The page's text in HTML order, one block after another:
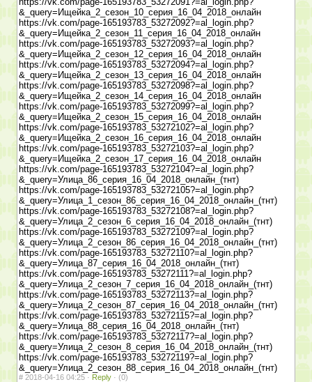
&_query=Ищейка_2_сезон_10_серия_16_04_2018_онлайн
https://vk.com/page-165193783_53272092?=al_login.php?
&_query=Ищейка_2_сезон_11_серия_16_04_2018_онлайн
https://vk.com/page-165193783_53272093?=al_login.php?
&_query=Ищейка_2_сезон_12_серия_16_04_2018_онлайн
https://vk.com/page-165193783_53272094?=al_login.php?
&_query=Ищейка_2_сезон_13_серия_16_04_2018_онлайн
https://vk.com/page-165193783_53272098?=al_login.php?
&_query=Ищейка_2_сезон_14_серия_16_04_2018_онлайн
https://vk.com/page-165193783_53272099?=al_login.php?
&_query=Ищейка_2_сезон_15_серия_16_04_2018_онлайн
https://vk.com/page-165193783_53272102?=al_login.php?
&_query=Ищейка_2_сезон_16_серия_16_04_2018_онлайн
https://vk.com/page-165193783_53272103?=al_login.php?
&_query=Ищейка_2_сезон_17_серия_16_04_2018_онлайн
https://vk.com/page-165193783_53272104?=al_login.php?
&_query=Улица_86_серия_16_04_2018_онлайн_(тнт)
https://vk.com/page-165193783_53272105?=al_login.php?
&_query=Улица_1_сезон_86_серия_16_04_2018_онлайн_(тнт)
https://vk.com/page-165193783_53272108?=al_login.php?
&_query=Улица_2_сезон_6_серия_16_04_2018_онлайн_(тнт)
https://vk.com/page-165193783_53272109?=al_login.php?
&_query=Улица_2_сезон_86_серия_16_04_2018_онлайн_(тнт)
https://vk.com/page-165193783_53272110?=al_login.php?
&_query=Улица_87_серия_16_04_2018_онлайн_(тнт)
https://vk.com/page-165193783_53272111?=al_login.php?
&_query=Улица_2_сезон_7_серия_16_04_2018_онлайн_(тнт)
https://vk.com/page-165193783_53272113?=al_login.php?
&_query=Улица_2_сезон_87_серия_16_04_2018_онлайн_(тнт)
https://vk.com/page-165193783_53272115?=al_login.php?
&_query=Улица_88_серия_16_04_2018_онлайн_(тнт)
https://vk.com/page-165193783_53272117?=al_login.php?
&_query=Улица_2_сезон_8_серия_16_04_2018_онлайн_(тнт)
https://vk.com/page-165193783_53272119?=al_login.php?
&_query=Улица_2_сезон_88_серия_16_04_2018_онлайн_(тнт)
# 2018-04-16 04:25 · Reply · (0)